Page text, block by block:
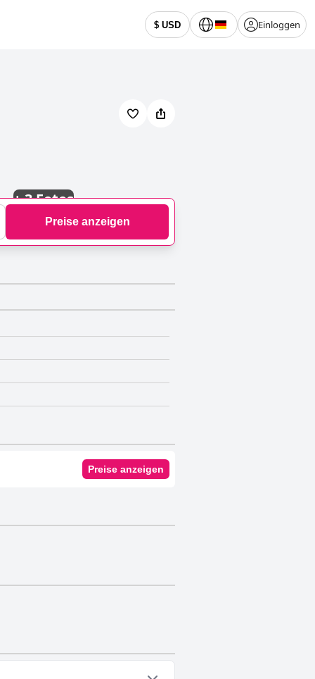
$ USD Einloggen
+3 Fotos
Preise anzeigen
Preise anzeigen